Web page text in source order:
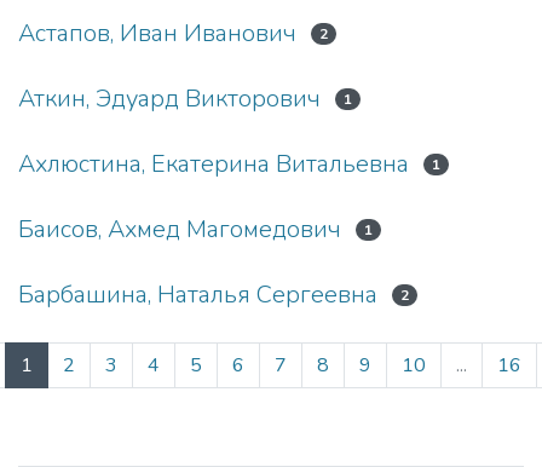
Астапов, Иван Иванович 2
Аткин, Эдуард Викторович 1
Ахлюстина, Екатерина Витальевна 1
Баисов, Ахмед Магомедович 1
Барбашина, Наталья Сергеевна 2
1 (current)
2 3 4 5 6 7 8 9 10 ... 16